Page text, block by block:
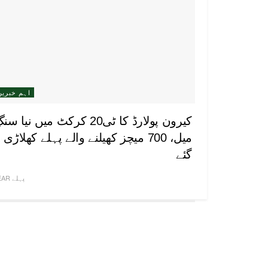
اہم
کیرون پولارڈ کا ٹی20 کرکٹ میں نیا
میل، 700 میچز کھیلنے والے پہلے
گئے
1 YEAR پہلے